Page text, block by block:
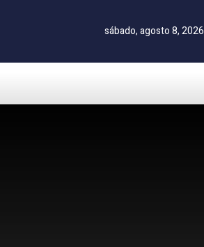
sábado, agosto 8, 2026